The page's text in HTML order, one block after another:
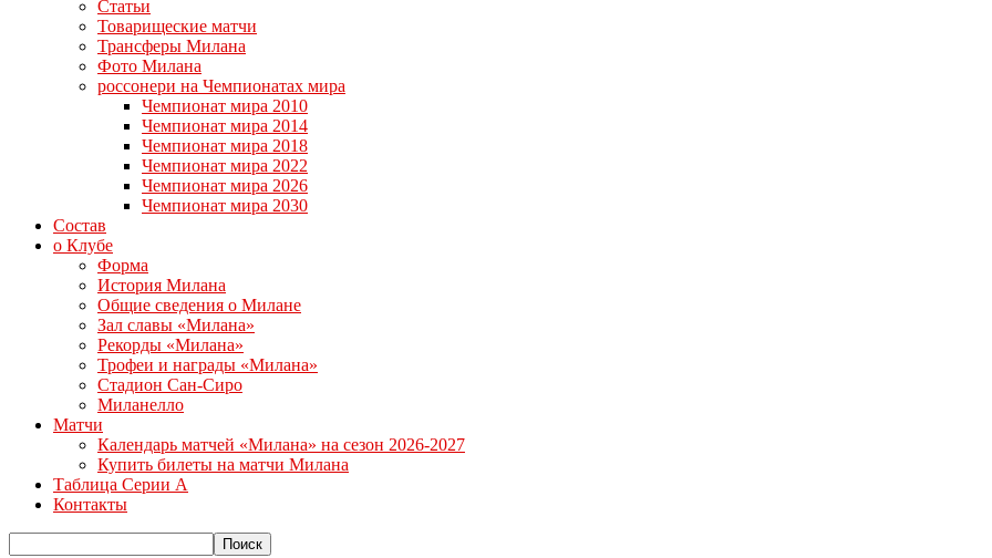
Статьи
Товарищеские матчи
Трансферы Милана
Фото Милана
россонери на Чемпионатах мира
Чемпионат мира 2010
Чемпионат мира 2014
Чемпионат мира 2018
Чемпионат мира 2022
Чемпионат мира 2026
Чемпионат мира 2030
Состав
о Клубе
Форма
История Милана
Общие сведения о Милане
Зал славы «Милана»
Рекорды «Милана»
Трофеи и награды «Милана»
Стадион Сан-Сиро
Миланелло
Матчи
Календарь матчей «Милана» на сезон 2026-2027
Купить билеты на матчи Милана
Таблица Серии А
Контакты